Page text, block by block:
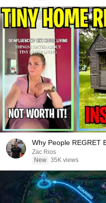
Why People REGRET
Zac Rios
New 35K views